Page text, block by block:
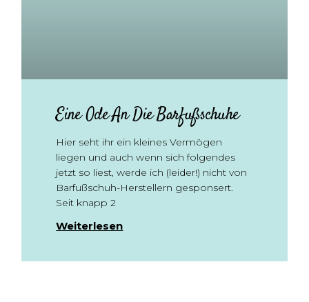
Eine Ode An Die Barfußschuhe
Hier seht ihr ein kleines Vermögen
liegen und auch wenn sich folgendes
jetzt so liest, werde ich (leider!) nicht von
Barfußschuh-Herstellern gesponsert.
Seit knapp 2
Weiterlesen